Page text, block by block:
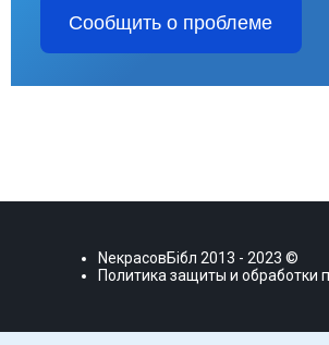
Сообщить о проблеме
NекрасовБiбл 2013 - 2023 ©
Политика защиты и обработки